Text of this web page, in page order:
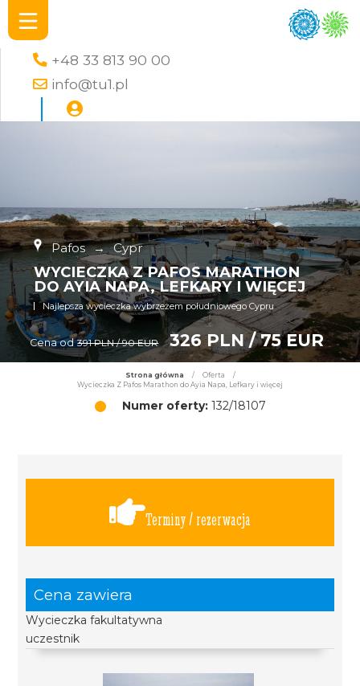
+48 33 813 90 00
info@tu1.pl
Pafos → Cypr
WYCIECZKA Z PAFOS MARATHON
DO AYIA NAPA, LEFKARY I WIĘCEJ
Najlepsza wycieczka wybrzeżem południowego Cypru
Cena od 391 PLN / 90 EUR 326 PLN / 75 EUR
Strona główna / Oferta
/
Wycieczka Z Pafos Marathon do Ayia Napa, Lefkary i więcej
Numer oferty:132/18107
Terminy / rezerwacja
Cena zawiera
Wycieczka fakultatywna
uczestnik